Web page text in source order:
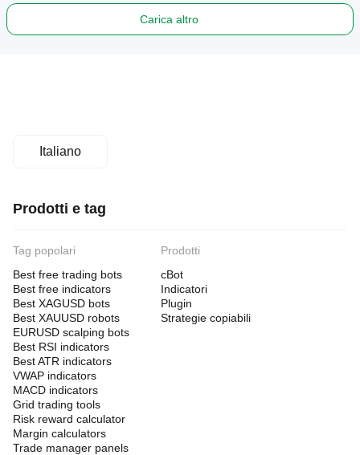
Carica altro
Italiano
Prodotti e tag
Tag popolari
Best free trading bots
Best free indicators
Best XAGUSD bots
Best XAUUSD robots
EURUSD scalping bots
Best RSI indicators
Best ATR indicators
VWAP indicators
MACD indicators
Grid trading tools
Risk reward calculator
Margin calculators
Trade manager panels
Prodotti
cBot
Indicatori
Plugin
Strategie copiabili